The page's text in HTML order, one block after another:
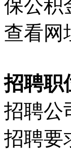
保公积
查看网
招聘职
招聘公
招聘要